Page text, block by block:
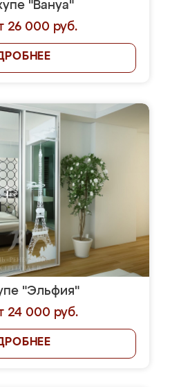
"Вануа"
26 000 руб.
"Эльфия"
24 000 руб.